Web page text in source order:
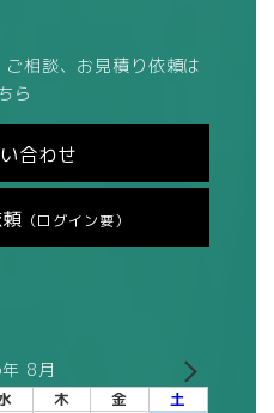
相談、お見積り依頼は
ら
合わせ
（ログイン要）
8月
木 金 土